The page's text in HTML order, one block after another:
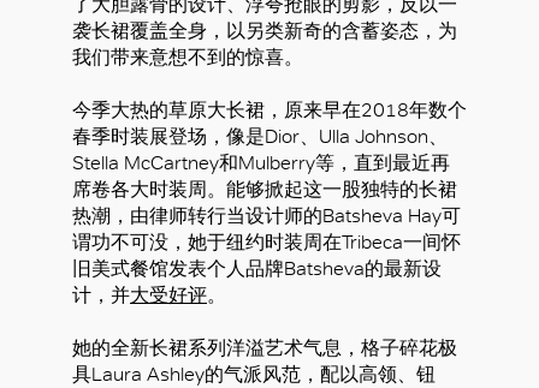
袭长裙覆盖全身，以另类新奇的含蓄姿态，为
我们带来意想不到的惊喜。
今季大热的草原大长裙，原来早在2018年数个
春季时装展登场，像是Dior、Ulla Johnson、
Stella McCartney和Mulberry等，直到最近再
席卷各大时装周。能够掀起这一股独特的长裙
热潮，由律师转行当设计师的Batsheva Hay可
谓功不可没，她于纽约时装周在Tribeca一间怀
旧美式餐馆发表个人品牌Batsheva的最新设
计，并大受好评。
她的全新长裙系列洋溢艺术气息，格子碎花极
具Laura Ashley的气派风范，配以高领、钮